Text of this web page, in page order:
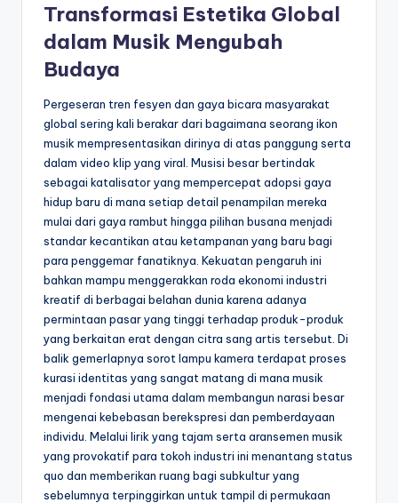
Transformasi Estetika Global
dalam Musik Mengubah
Budaya
Pergeseran tren fesyen dan gaya bicara masyarakat
global sering kali berakar dari bagaimana seorang ikon
musik mempresentasikan dirinya di atas panggung serta
dalam video klip yang viral. Musisi besar bertindak
sebagai katalisator yang mempercepat adopsi gaya
hidup baru di mana setiap detail penampilan mereka
mulai dari gaya rambut hingga pilihan busana menjadi
standar kecantikan atau ketampanan yang baru bagi
para penggemar fanatiknya. Kekuatan pengaruh ini
bahkan mampu menggerakkan roda ekonomi industri
kreatif di berbagai belahan dunia karena adanya
permintaan pasar yang tinggi terhadap produk-produk
yang berkaitan erat dengan citra sang artis tersebut. Di
balik gemerlapnya sorot lampu kamera terdapat proses
kurasi identitas yang sangat matang di mana musik
menjadi fondasi utama dalam membangun narasi besar
mengenai kebebasan berekspresi dan pemberdayaan
individu. Melalui lirik yang tajam serta aransemen musik
yang provokatif para tokoh industri ini menantang status
quo dan memberikan ruang bagi subkultur yang
sebelumnya terpinggirkan untuk tampil di permukaan